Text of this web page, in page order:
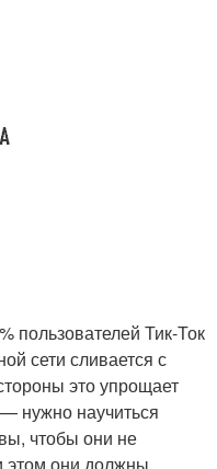
пользователей Тик-Ток
сети сливается с
это упрощает
нужно научиться
чтобы они не